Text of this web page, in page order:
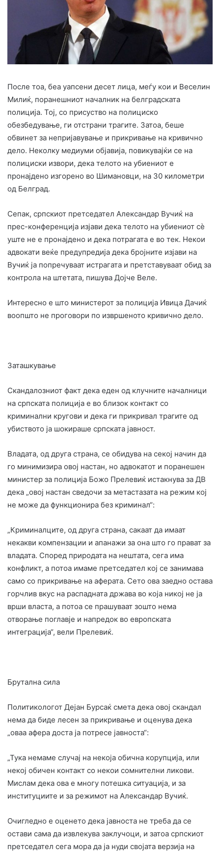
После тоа, беа уапсени десет лица, меѓу кои и Веселин
Милиќ, поранешниот началник на белградската
полиција. Тој, со присуство на полициско
обезбедување, ги отстрани трагите. Затоа, беше
обвинет за непријавување и прикривање на кривично
дело. Неколку медиуми објавија, повикувајќи се на
полициски извори, дека телото на убиениот е
пронајдено изгорено во Шимановци, на 30 километри
од Белград.
Сепак, српскиот претседател Александар Вучиќ на
прес-конференција изјави дека телото на убиениот сè
уште не е пронајдено и дека потрагата е во тек. Некои
адвокати веќе предупредија дека бројните изјави на
Вучиќ ја попречуваат истрагата и претставуваат обид за
контрола на штетата, пишува Дојче Веле.
Интересно е што министерот за полиција Ивица Дачиќ
воопшто не проговори по извршеното кривично дело.
Заташкување
Скандалозниот факт дека еден од клучните началници
на српската полиција е во близок контакт со
криминални кругови и дека ги прикривал трагите од
убиството ја шокираше српската јавност.
Владата, од друга страна, се обидува на секој начин да
го минимизира овој настан, но адвокатот и поранешен
министер за полиција Божо Прелевиќ истакнува за ДВ
дека „овој настан сведочи за метастазата на режим кој
не може да функционира без криминал“:
„Криминалците, од друга страна, сакаат да имаат
некакви компензации и апанажи за она што го прават за
владата. Според природата на нештата, сега има
конфликт, а потоа имаме претседател кој се занимава
само со прикривање на аферата. Сето ова заедно остава
горчлив вкус на распадната држава во која никој не ја
врши власта, а потоа се прашуваат зошто нема
отворање поглавје и напредок во европската
интеграција“, вели Прелевиќ.
Брутална сила
Политикологот Дејан Бурсаќ смета дека овој скандал
нема да биде лесен за прикривање и оценува дека
„оваа афера доста ја потресе јавноста“:
„Тука немаме случај на некоја обична корупција, или
некој обичен контакт со некои сомнителни ликови.
Мислам дека ова е многу потешка ситуација, и за
институциите и за режимот на Александар Вучиќ.
Очигледно е оценето дека јавноста не треба да се
остави сама да извлекува заклучоци, и затоа српскиот
претседател сега мора да ја нуди својата верзија на